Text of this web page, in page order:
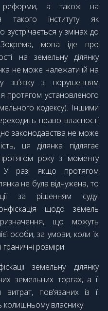
реформи, а також на
такого інституту як
зустрічається у змінах до
Зокрема, мова іде про
на земельну ділянку
не може належати їй на
зв’язку з порушенням
протягом установленого
кодексу). Іншими
право власності
законодавства не може
ця ділянка підлягає
року з моменту
У разі якщо протягом
не була відчужена, то
за рішенням суду.
щодо земель
що можуть
особи, за умови, коли їх
розміри.
земельних торгах, а її
пов’язаних із її
власнику.